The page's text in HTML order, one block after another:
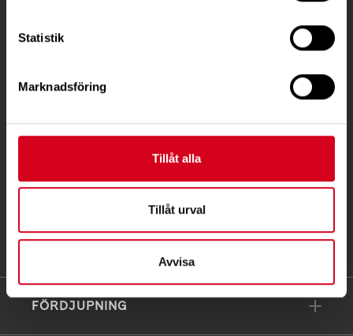
Statistik
Marknadsföring
Tillåt alla
Tillåt urval
Avvisa
Telefon:
Box 4086
PG 90 10 07-5 | BG 901-0075 | Swishgåva 90 100
Till kontaktsidan
FÖRDJUPNING